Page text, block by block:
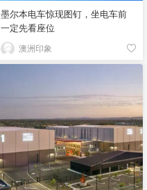
墨尔本电车惊现图钉，坐电车前
一定先看座位
澳洲印象